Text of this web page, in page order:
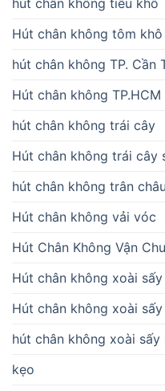
hút chân không tiêu khô
Hút chân không tôm khô
hút chân không TP. Cần
Hút chân không TP.HCM
hút chân không trái cây
Hút chân không trái cây
hút chân không trân châu
Hút chân không vải vóc
Hút Chân Không Vận
Hút chân không xoài sấy
Hút chân không xoài
hút chân không xoài sấy
kẹo